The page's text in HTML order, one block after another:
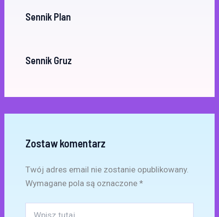
Sennik Plan
Sennik Gruz
Zostaw komentarz
Twój adres email nie zostanie opublikowany.
Wymagane pola są oznaczone *